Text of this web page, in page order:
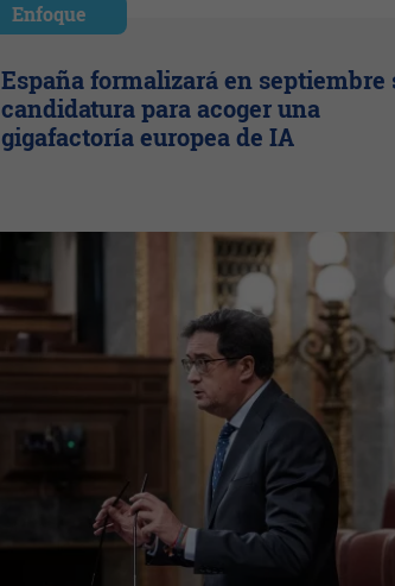
Enfoque
España formalizará en septiembre
candidatura para acoger una
gigafactoría europea de IA